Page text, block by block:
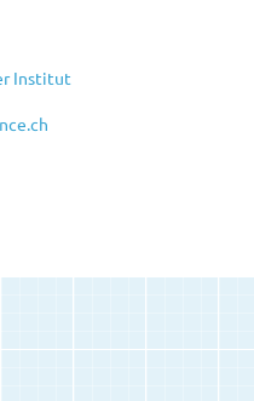
Institut